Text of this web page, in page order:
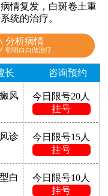
情复发，白斑卷土重
统的治疗。
分析病情
明明白白做治疗
长 咨询预约
风
今日限号20人
挂号
诊
今日限号15人
挂号
白
今日限号10人
挂号